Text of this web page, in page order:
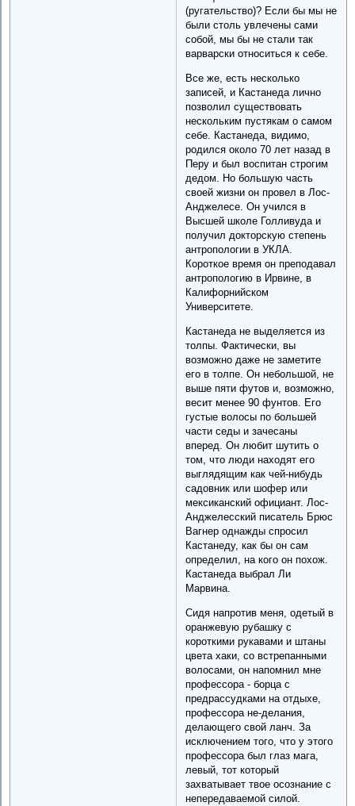
(ругательство)? Если бы мы не
были столь увлечены сами
собой, мы бы не стали так
варварски относиться к себе.
Все же, есть несколько
записей, и Кастанеда лично
позволил существовать
нескольким пустякам о самом
себе. Кастанеда, видимо,
родился около 70 лет назад в
Перу и был воспитан строгим
дедом. Но большую часть
своей жизни он провел в Лос-
Анджелесе. Он учился в
Высшей школе Голливуда и
получил докторскую степень
антропологии в УКЛА.
Короткое время он преподавал
антропологию в Ирвине, в
Калифорнийском
Университете.
Кастанеда не выделяется из
толпы. Фактически, вы
возможно даже не заметите
его в толпе. Он небольшой, не
выше пяти футов и, возможно,
весит менее 90 фунтов. Его
густые волосы по большей
части седы и зачесаны
вперед. Он любит шутить о
том, что люди находят его
выглядящим как чей-нибудь
садовник или шофер или
мексиканский официант. Лос-
Анджелесский писатель Брюс
Вагнер однажды спросил
Кастанеду, как бы он сам
определил, на кого он похож.
Кастанеда выбрал Ли
Марвина.
Сидя напротив меня, одетый в
оранжевую рубашку с
короткими рукавами и штаны
цвета хаки, со встрепанными
волосами, он напомнил мне
профессора - борца с
предрассудками на отдыхе,
профессора не-делания,
делающего свой ланч. За
исключением того, что у этого
профессора был глаз мага,
левый, тот который
захватывает твое осознание с
непередаваемой силой.